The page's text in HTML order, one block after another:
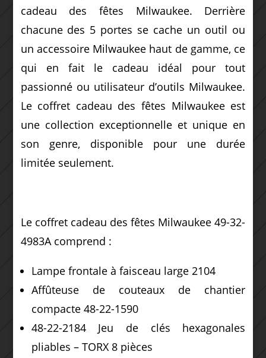
cadeau des fêtes Milwaukee. Derrière
chacune des 5 portes se cache un outil ou
un accessoire Milwaukee haut de gamme, ce
qui en fait le cadeau idéal pour tout
passionné ou utilisateur d’outils Milwaukee.
Le coffret cadeau des fêtes Milwaukee est
une collection exceptionnelle et unique en
son genre, disponible pour une durée
limitée seulement.
Le coffret cadeau des fêtes Milwaukee 49-32-
4983A comprend :
Lampe frontale à faisceau large 2104
Affûteuse de couteaux de chantier
compacte 48-22-1590
48-22-2184 Jeu de clés hexagonales
pliables – TORX 8 pièces